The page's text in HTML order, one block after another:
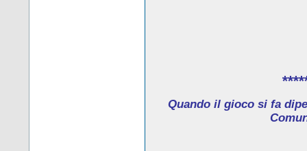
Quando il gioco si fa